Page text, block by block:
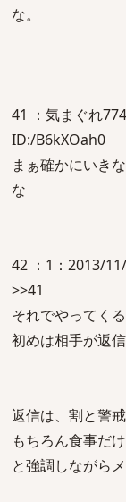
な。
41 ：気まぐれ
ID:/B6kXOah0
まぁ確かにいき
な
42 ：1：2013/
>>41
それでやってく
初めは相手が返
返信は、割と警
もちろん食事だ
と強調しながら